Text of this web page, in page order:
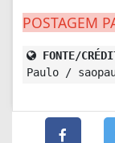
POSTAGEM
FONTE/
Paulo /